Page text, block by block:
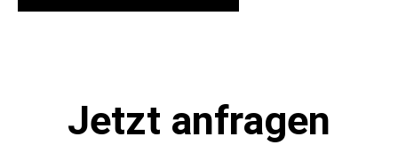
Jetzt anfragen